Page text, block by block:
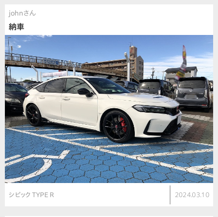
johnさん
納車
シビック TYPE R 2024.03.10